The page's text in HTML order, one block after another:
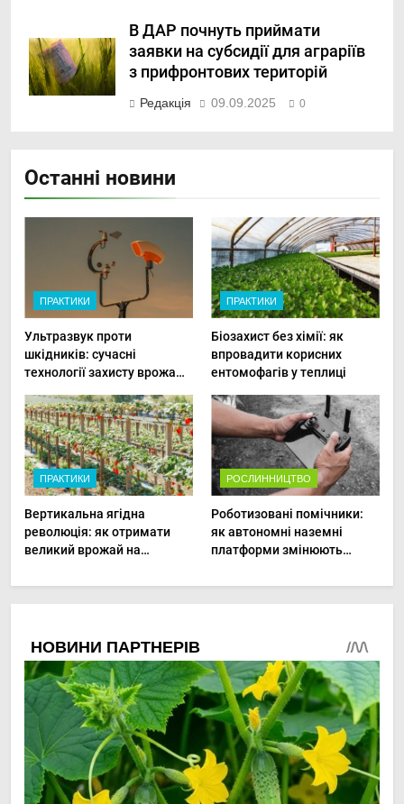
В ДАР почнуть приймати
заявки на субсидії для аграріїв
з прифронтових територій
Редакція 09.09.2025 0
Останні новини
ПРАКТИКИ
Ультразвук проти
шкідників: сучасні
технології захисту врожаю
ПРАКТИКИ
Біозахист без хімії: як
впровадити корисних
ентомофагів у теплиці
ПРАКТИКИ
Вертикальна ягідна
революція: як отримати
великий врожай на
РОСЛИННИЦТВО
Роботизовані помічники:
як автономні наземні
платформи змінюють
овочами